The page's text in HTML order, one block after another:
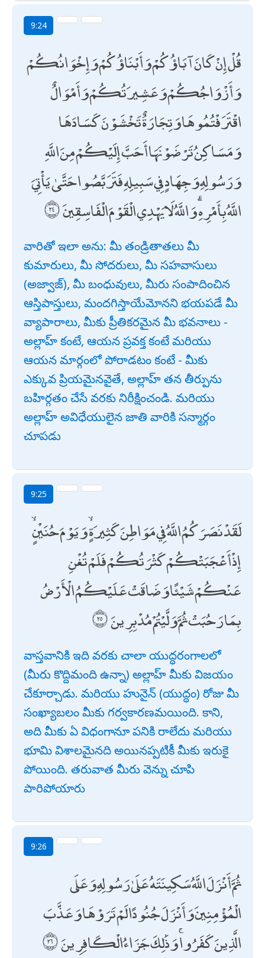
9:24
قُلْ إِنْ كَانَ آبَاؤُكُمْ وَأَبْنَاؤُكُمْ وَإِخْوَانُكُمْ
وَأَزْوَاجُكُمْ وَعَشِيرَتُكُمْ وَأَمْوَالٌ
اقْتَرَفْتُمُوهَا وَتِجَارَةٌ تَخْشَوْنَ كَسَادَهَا
وَمَسَاكِنُ تَرْضَوْنَهَا أَحَبَّ إِلَيْكُمْ مِنَ اللَّهِ
وَرَسُولِهِ وَجِهَادٍ فِي سَبِيلِهِ فَتَرَبَّصُوا حَتَّىٰ يَأْتِيَ
اللَّهُ بِأَمْرِهِ ۗ وَاللَّهُ لَا يَهْدِي الْقَوْمَ الْفَاسِقِينَ
వారితో ఇలా అను: మీ తండ్రితాతలు మీ
కుమారులు, మీ సోదరులు, మీ సహవాసులు
(అజ్వాజ్), మీ బంధువులు, మీరు సంపాదించిన
ఆస్తిపాస్తులు, మందగిస్తాయేమోనని భయపడే మీ
వ్యాపారాలు, మీకు ప్రీతికరమైన మీ భవనాలు -
అల్లాహ్ కంటే, ఆయన ప్రవక్త కంటే మరియు
ఆయన మార్గంలో పోరాడటం కంటే - మీకు
ఎక్కువ ప్రియమైనవైతే, అల్లాహ్ తన తీర్పును
బహిర్గతం చేసే వరకు నిరీక్షించండి. మరియు
అల్లాహ్ అవిధేయులైన జాతి వారికి సన్మార్గం
చూపడు
9:25
لَقَدْ نَصَرَكُمُ اللَّهُ فِي مَوَاطِنَ كَثِيرَةٍ ۙ وَيَوْمَ حُنَيْنٍ ۙ
إِذْ أَعْجَبَتْكُمْ كَثْرَتُكُمْ فَلَمْ تُغْنِ
عَنْكُمْ شَيْئًا وَضَاقَتْ عَلَيْكُمُ الْأَرْضُ
بِمَا رَحُبَتْ ثُمَّ وَلَّيْتُمْ مُدْبِرِينَ
వాస్తవానికి ఇది వరకు చాలా యుద్ధరంగాలలో
(మీరు కొద్దిమంది ఉన్నా) అల్లాహ్ మీకు విజయం
చేకూర్చాడు. మరియు హునైన్ (యుద్ధం) రోజు మీ
సంఖ్యాబలం మీకు గర్వకారణమయింది. కాని,
అది మీకు ఏ విధంగానూ పనికి రాలేదు మరియు
భూమి విశాలమైనది అయినప్పటికీ మీకు ఇరుకై
పోయింది. తరువాత మీరు వెన్ను చూపి
పారిపోయారు
9:26
ثُمَّ أَنْزَلَ اللَّهُ سَكِينَتَهُ عَلَىٰ رَسُولِهِ وَعَلَى
الْمُؤْمِنِينَ وَأَنْزَلَ جُنُودًا لَمْ تَرَوْهَا وَعَذَّبَ
الَّذِينَ كَفَرُوا ۚ وَذَٰلِكَ جَزَاءُ الْكَافِرِينَ